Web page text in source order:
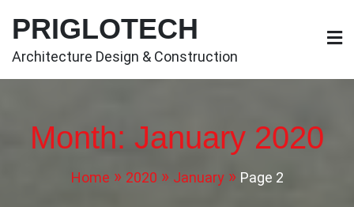
content
PRIGLOTECH
Architecture Design & Construction
Month: January 2020
Home 2020 January Page 2